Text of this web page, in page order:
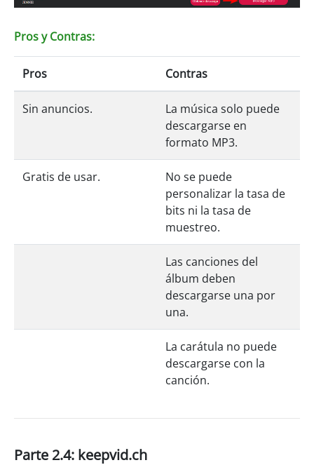
Pros y Contras:
Pros Contras
Sin anuncios.
La música solo puede
descargarse en
formato MP3.
Gratis de usar.
No se puede
personalizar la tasa de
bits ni la tasa de
muestreo.
Las canciones del
álbum deben
descargarse una por
una.
La carátula no puede
descargarse con la
canción.
Parte 2.4: keepvid.ch